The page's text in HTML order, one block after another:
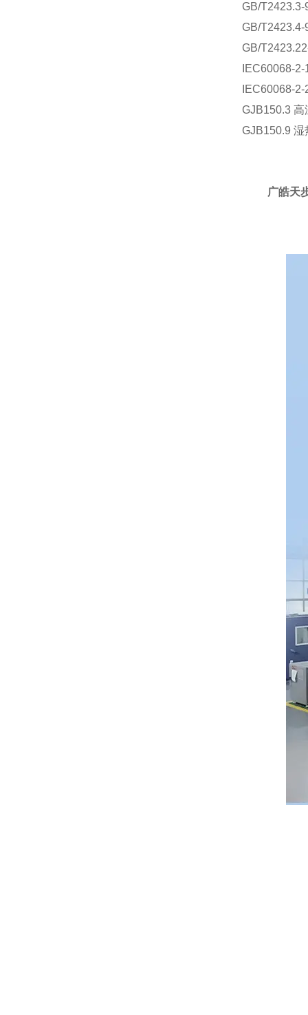
GB/T2423.3-
GB/T2423.4-
GB/
IEC60068-
IEC60068-
GJB150.3 高
GJB150.9 湿
广皓天